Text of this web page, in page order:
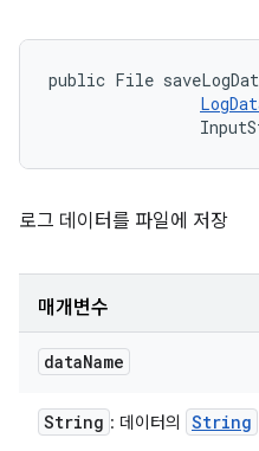
public File
로그 데이터를 파일에 저장
매개변수
dataName
String : 데이터의 String